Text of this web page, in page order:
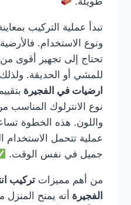
تبدأ عملية التركيب
ونوع الاستخدام.
تحتاج إلى تجهيز أقوى
للمشي أو الحديقة.
ارضيات في الفجيرة
نوع الانترلوك
واللون. هذه الخطوة
عملية تتحمل
جميل في نفس الوقت.
من أهم مميزات تركيب
الفجيرة أنه يمنح